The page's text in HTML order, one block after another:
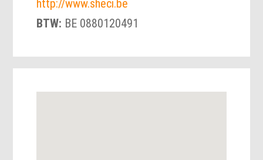
http://www.sheci.be
BTW: BE 0880120491